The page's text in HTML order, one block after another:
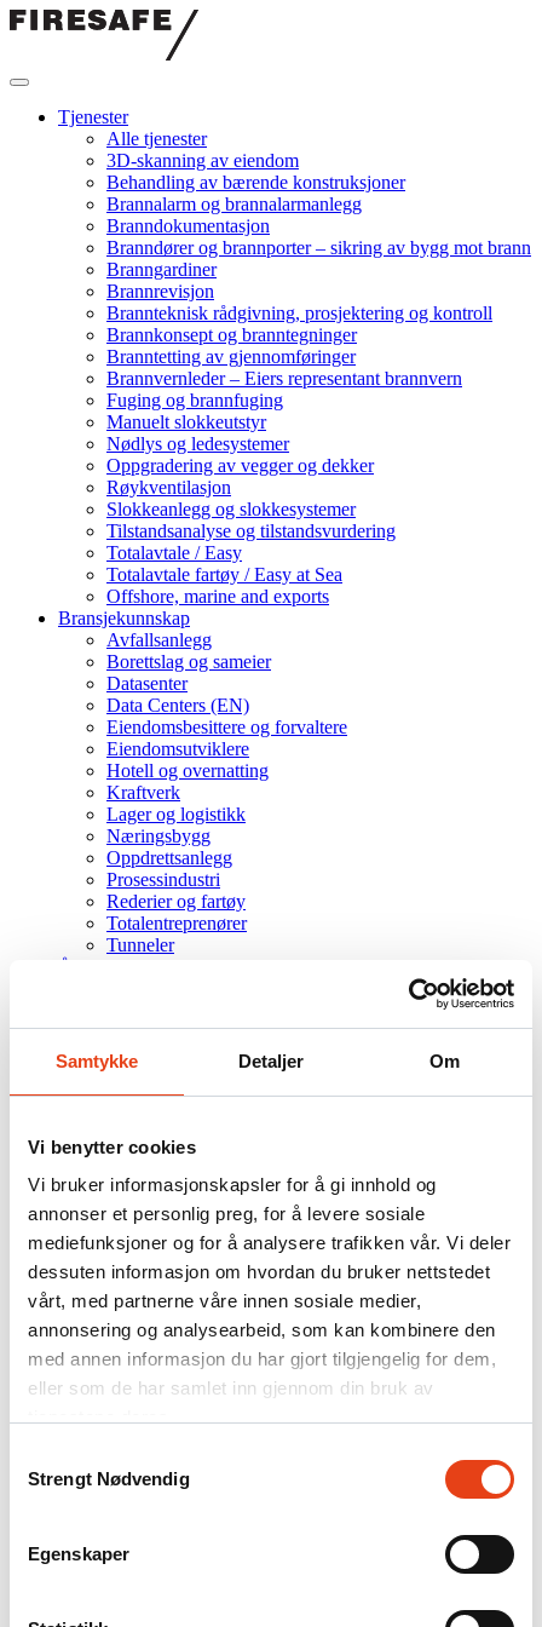
Samtykke Detaljer Om
Vi benytter cookies
Vi bruker informasjonskapsler for å gi innhold og
annonser et personlig preg, for å levere sosiale
mediefunksjoner og for å analysere trafikken vår. Vi deler
dessuten informasjon om hvordan du bruker nettstedet
vårt, med partnerne våre innen sosiale medier,
annonsering og analysearbeid, som kan kombinere den
med annen informasjon du har gjort tilgjengelig for dem,
eller som de har samlet inn gjennom din bruk av
Strengt Nødvendig
Egenskaper
Hopp
Firesafe
Tjenester
Alle tjenester
3D-skanning av eiendom
Behandling av bærende konstruksjoner
Brannalarm og brannalarmanlegg
Branndokumentasjon
Branndører og brannporter – sikring av bygg mot brann
Branngardiner
Brannrevisjon
Brannteknisk rådgivning, prosjektering og kontroll
Brannkonsept og branntegninger
Branntetting av gjennomføringer
Brannvernleder – Eiers representant brannvern
Fuging og brannfuging
Manuelt slokkeutstyr
Nødlys og ledesystemer
Oppgradering av vegger og dekker
Røykventilasjon
Slokkeanlegg og slokkesystemer
Tilstandsanalyse og tilstandsvurdering
Totalavtale / Easy
Totalavtale fartøy / Easy at Sea
Offshore, marine and exports
Bransjekunnskap
Avfallsanlegg
Borettslag og sameier
Datasenter
Data Centers (EN)
Eiendomsbesittere og forvaltere
Eiendomsutviklere
Hotell og overnatting
Kraftverk
Lager og logistikk
Næringsbygg
Oppdrettsanlegg
Prosessindustri
Rederier og fartøy
Totalentreprenører
Tunneler
Årskontroller
Om oss
Godkjenninger
Ledige stillinger
Partnerskap og vekst
Kontakt
.NO
DK
SE
Søk
Kontaktskjema
Send inn og vi hjelper deg!
Privatperson eller bedrift